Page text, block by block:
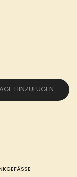
HINZUFÜGEN